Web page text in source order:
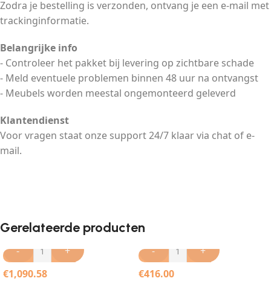
Zodra je bestelling is verzonden, ontvang je een e-mail met
trackinginformatie.
Belangrijke info
- Controleer het pakket bij levering op zichtbare schade
- Meld eventuele problemen binnen 48 uur na ontvangst
- Meubels worden meestal ongemonteerd geleverd
Klantendienst
Voor vragen staat onze support 24/7 klaar via chat of e-
mail.
Gerelateerde producten
-
+
€1,090.58
-
+
€416.00